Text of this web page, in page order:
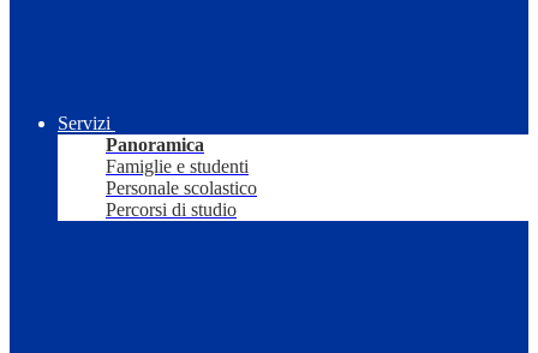
Servizi
Panoramica
Famiglie e studenti
Personale scolastico
Percorsi di studio